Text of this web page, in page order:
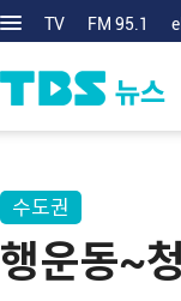
TV FM 95.1
수도권
행운동~